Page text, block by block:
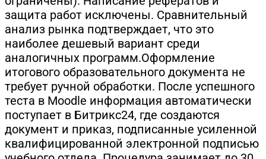
защита работ исключены. Сравнительный
анализ рынка подтверждает, что это
наиболее дешевый вариант среди
аналогичных программ.Оформление
итогового образовательного документа не
требует ручной обработки. После успешного
теста в Moodle информация автоматически
поступает в Битрикс24, где создаются
документ и приказ, подписанные усиленной
квалифицированной электронной подписью